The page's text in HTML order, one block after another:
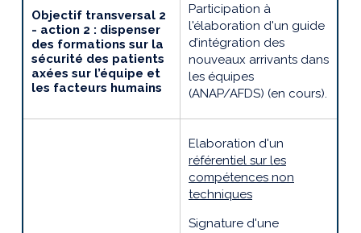
Objectif transversal 2
- action 2 : dispenser
des formations sur la
sécurité des patients
axées sur l’équipe et
les facteurs humains
Participation à
l'élaboration d'un guide
d’intégration des
nouveaux arrivants dans
les équipes
(ANAP/AFDS) (en cours).
Elaboration d'un
référentiel sur les
compétences non
techniques
Signature d'une